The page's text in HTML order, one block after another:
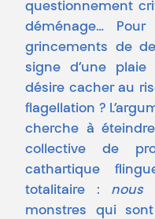
questionnement
déménage…
grincements de
signe d’une plaie
désire cacher au
flagellation ?
cherche à
collective de
cathartique
totalitaire : nous
monstres qui